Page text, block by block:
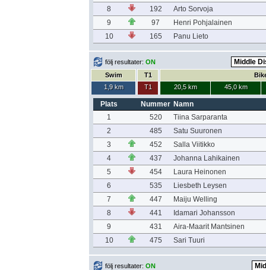
8
192
Arto Sorvoja
9
97
Henri Pohjalainen
10
165 Panu Lieto
följ resultater: ON
Swim
1,9 km
T1
T1
20,5 km
45,0 km
Plats Nummer Namn
1
520
Tiina Sarparanta
2
485
Satu Suuronen
3
452
Salla Viitikko
4
437
Johanna Lahikainen
5
454
Laura Heinonen
6
535
Liesbeth Leysen
7
447
Maiju Welling
8
441
Idamari Johansson
9
431
Aira-Maarit Mantsinen
10
475 Sari Tuuri
följ resultater: ON